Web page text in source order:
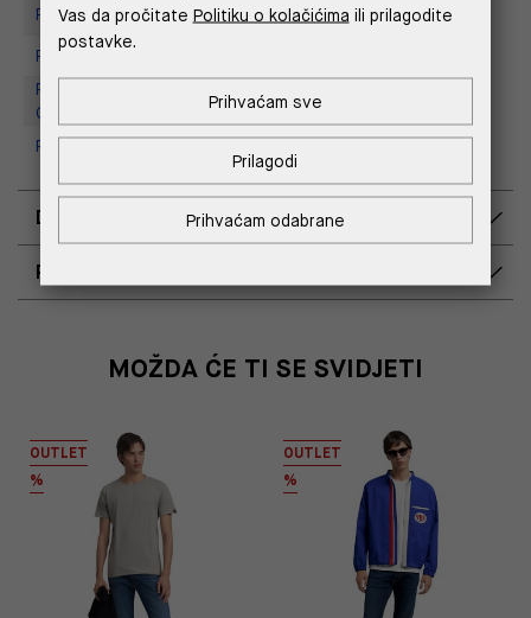
Replay store, Tower Centar
Replay Store, City Center One
Replay Outlet Store, Designer
Outlet Croatia
Replay Outlet Store, Split
DOSTAVA
POVRAT I ZAMJENA
MOŽDA ĆE TI SE SVIDJETI
OUTLET
%
OUTLET
%
Vas da pročitate Politiku o kolačićima ili prilagodite
postavke.
Prihvaćam odabrane
Prilagodi
Prihvaćam sve